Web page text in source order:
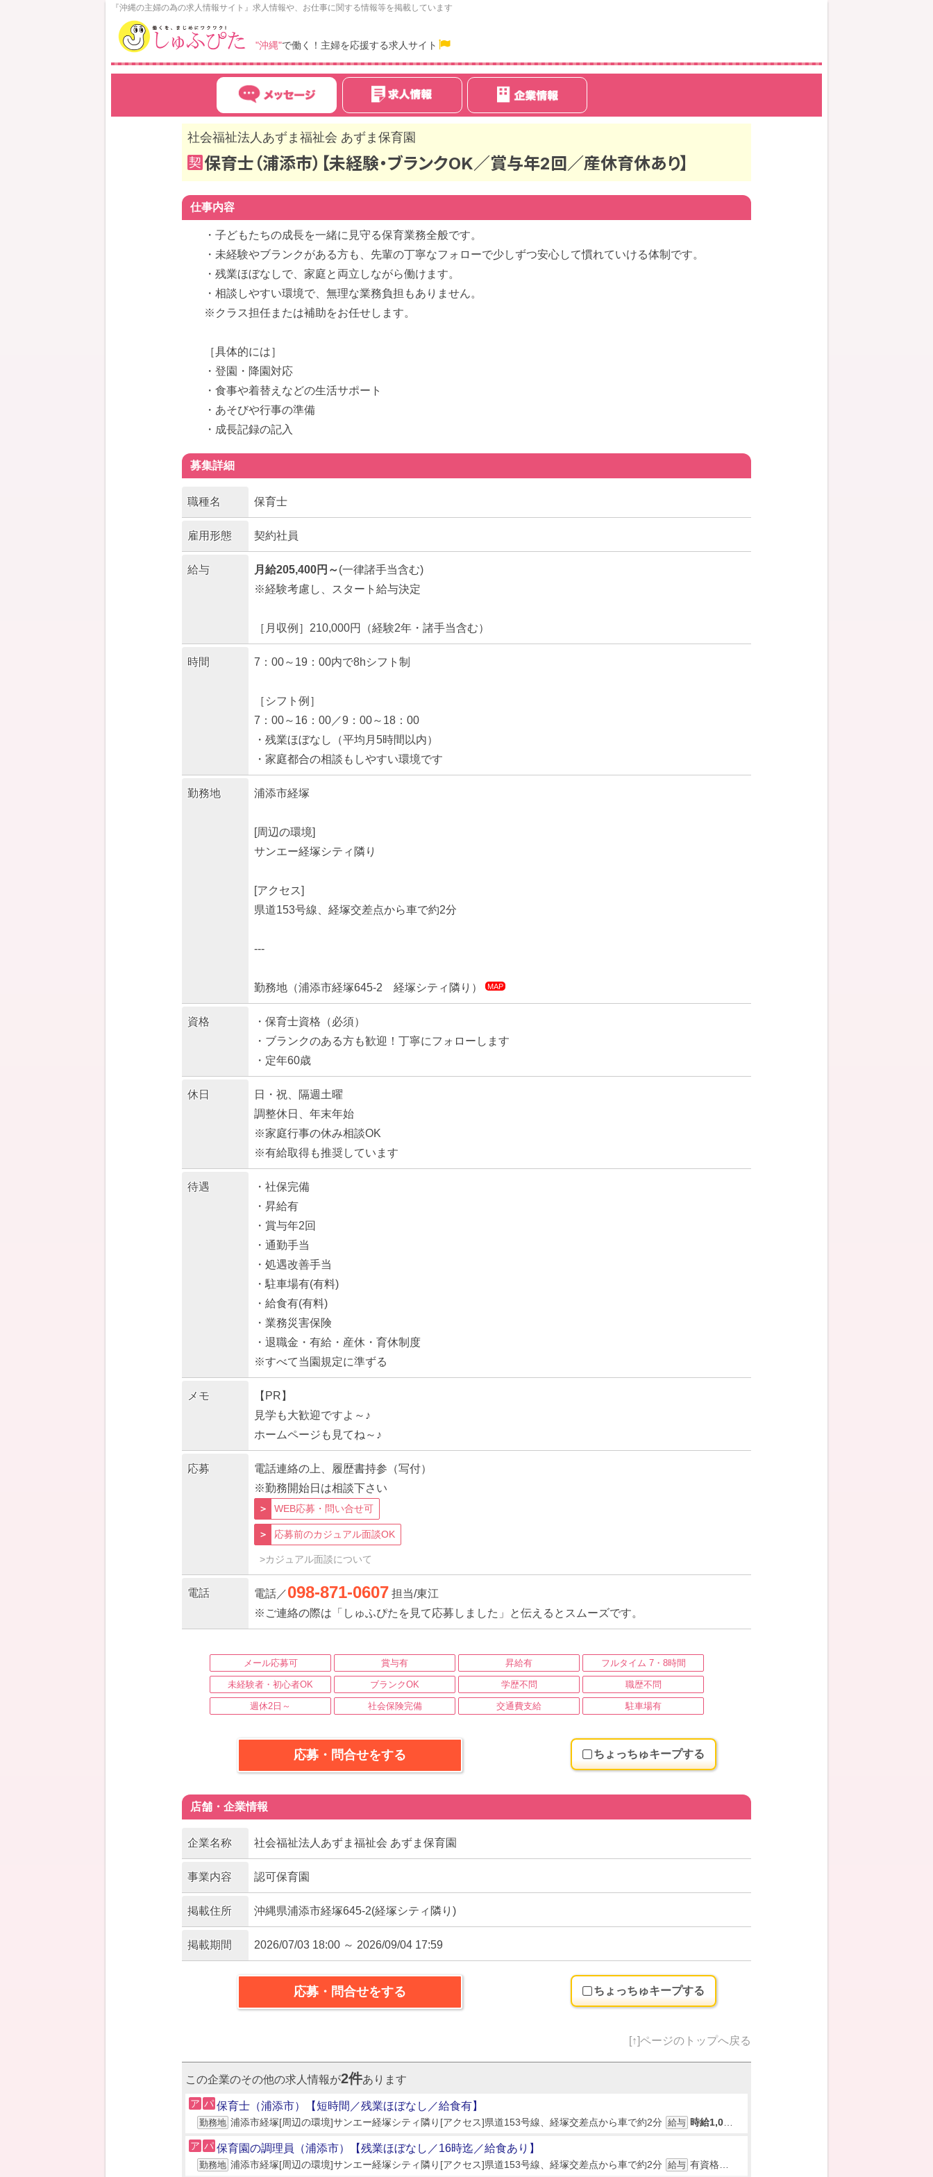
『沖縄の主婦の為の求人情報サイト』求人情報や、お仕事に関する情報等を掲載しています
"沖縄"で働く！主婦を応援する求人サイト
社会福祉法人あずま福祉会 あずま保育園
契 保育士（浦添市）【未経験・ブランクOK／賞与年2回／産休育休あり】
仕事内容
・子どもたちの成長を一緒に見守る保育業務全般です。
・未経験やブランクがある方も、先輩の丁寧なフォローで少しずつ安心して慣れていける体制です。
・残業ほぼなしで、家庭と両立しながら働けます。
・相談しやすい環境で、無理な業務負担もありません。
※クラス担任または補助をお任せします。
［具体的には］
・登園・降園対応
・食事や着替えなどの生活サポート
・あそびや行事の準備
・成長記録の記入
募集詳細
職種名 保育士
雇用形態 契約社員
給与 月給205,400円～(一律諸手当含む)
※経験考慮し、スタート給与決定
［月収例］210,000円（経験2年・諸手当含む）
時間 7：00～19：00内で8hシフト制
［シフト例］
7：00～16：00／9：00～18：00
・残業ほぼなし（平均月5時間以内）
・家庭都合の相談もしやすい環境です
勤務地 浦添市経塚
[周辺の環境]
サンエー経塚シティ隣り
[アクセス]
県道153号線、経塚交差点から車で約2分
---
勤務地（浦添市経塚645-2 経塚シティ隣り） MAP
資格
・保育士資格（必須）
・ブランクのある方も歓迎！丁寧にフォローします
・定年60歳
休日
日・祝、隔週土曜
調整休日、年末年始
※家庭行事の休み相談OK
※有給取得も推奨しています
待遇
・社保完備
・昇給有
・賞与年2回
・通勤手当
・処遇改善手当
・駐車場有(有料)
・給食有(有料)
・業務災害保険
・退職金・有給・産休・育休制度
※すべて当園規定に準ずる
メモ
【PR】
見学も大歓迎ですよ～♪
ホームページも見てね～♪
応募
電話連絡の上、履歴書持参（写付）
※勤務開始日は相談下さい
WEB応募・問い合せ可
応募前のカジュアル面談OK
>カジュアル面談について
電話 電話／098-871-0607 担当/東江
※ご連絡の際は「しゅふぴたを見て応募しました」と伝えるとスムーズです。
メール応募可 賞与有 昇給有 フルタイム 7・8時間
未経験者・初心者OK ブランクOK 学歴不問 職歴不問
週休2日～ 社会保険完備 交通費支給 駐車場有
応募・問合せをする ちょっちゅキープする
店舗・企業情報
企業名称 社会福祉法人あずま福祉会 あずま保育園
事業内容 認可保育園
掲載住所 沖縄県浦添市経塚645-2(経塚シティ隣り)
掲載期間 2026/07/03 18:00 ～ 2026/09/04 17:59
応募・問合せをする ちょっちゅキープする
[↑]ページのトップへ戻る
この企業のその他の求人情報が2件あります
ア パ 保育士（浦添市）【短時間／残業ほぼなし／給食有】
勤務地 浦添市経塚[周辺の環境]サンエー経塚シティ隣り[アクセス]県道153号線、経塚交差点から車で約2分 給与 時給1,023円～
ア パ 保育園の調理員（浦添市）【残業ほぼなし／16時迄／給食あり】
勤務地 浦添市経塚[周辺の環境]サンエー経塚シティ隣り[アクセス]県道153号線、経塚交差点から車で約2分 給与 有資格者/